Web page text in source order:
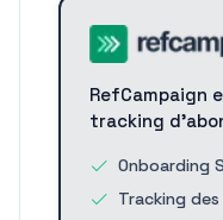
RefCampaign
tracking
Onboarding
Tracking